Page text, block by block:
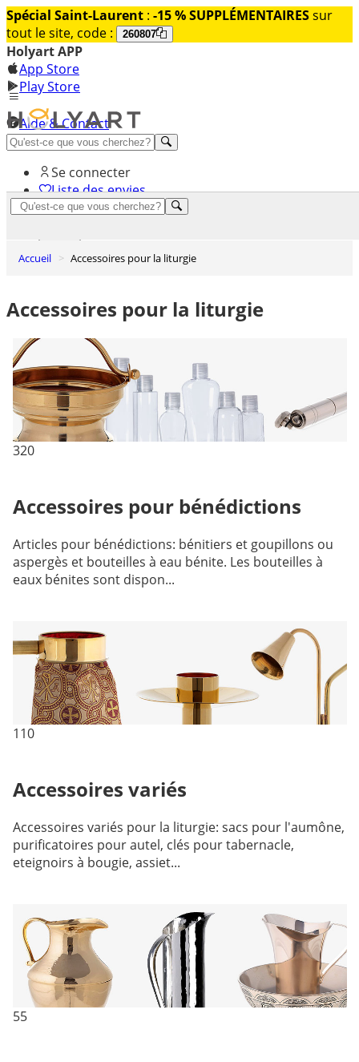
Spécial Saint-Laurent : -15 % SUPPLÉMENTAIRESsur
tout le site, code :
260807
Holyart APP
App Store
Play Store
Aide & Contact
Découvrez Premium
Se connecter
Liste des envies
Accueil Accessoires pour la liturgie
Accessoires pour la liturgie
320
Accessoires pour bénédictions
Articles pour bénédictions: bénitiers et goupillons ou
aspergès et bouteilles à eau bénite. Les bouteilles à
eaux bénites sont dispon...
110
Accessoires variés
Accessoires variés pour la liturgie: sacs pour l'aumône,
purificatoires pour autel, clés pour tabernacle,
eteignoirs à bougie, assiet...
55